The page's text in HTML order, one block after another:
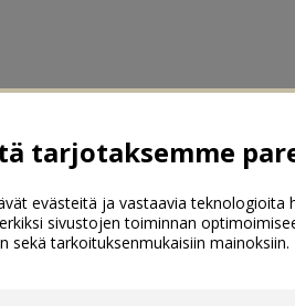
tarjotaksemme
evästeitä ja vastaavia teknologioita
sivustojen toiminnan
sekä tarkoituksenmukaisiin